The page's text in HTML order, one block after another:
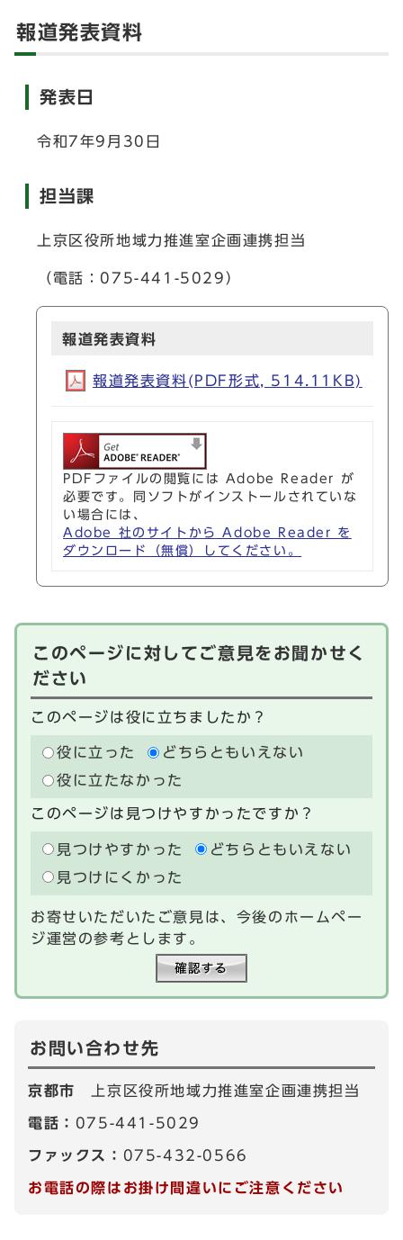
報道発表資料
発表日
令和7年9月30日
担当課
上京区役所地域力推進室企画連携担当
（電話：075-441-5029）
報道発表資料
報道発表資料(PDF形式, 514.11KB)
PDFファイルの閲覧には Adobe Reader が
必要です。同ソフトがインストールされていな
い場合には、
Adobe 社のサイトから Adobe Reader を
ダウンロード（無償）してください。
このページに対してご意見をお聞かせく
ださい
このページは役に立ちましたか？
役に立った
どちらともいえない
役に立たなかった
このページは見つけやすかったですか？
見つけやすかった
どちらともいえない
見つけにくかった
お寄せいただいたご意見は、今後のホームペー
ジ運営の参考とします。
お問い合わせ先
京都市 上京区役所地域力推進室企画連携担当
電話： 075-441-5029
ファックス： 075-432-0566
お電話の際はお掛け間違いにご注意ください